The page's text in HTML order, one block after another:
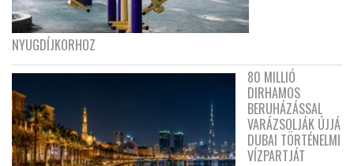
NYUGDÍJKORHOZ
80 MILLIÓ
DIRHAMOS
BERUHÁZÁSSAL
VARÁZSOLJÁK ÚJJÁ
DUBAI TÖRTÉNELMI
VÍZPARTJÁT